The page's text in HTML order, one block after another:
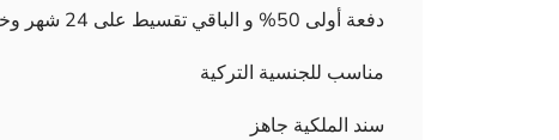
دفعة أولى 50% و الباقي تقسيط على 24 شهر وخصم 12% عند الدفع نقداً
مناسب للجنسية التركية
سند الملكية جاهز